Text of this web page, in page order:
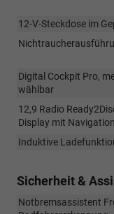
12-V-Steckdose im
Digital Cockpit Pro,
wählbar
12,9 Radio
Display mit
Induktive
Sicherheit &
Notbremsassistent